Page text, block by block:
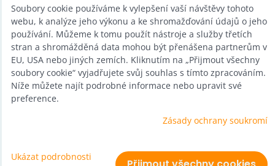
Půjčovna
Promotéři
Kurzy a setkání
Velkoobchod
Nabídka práce
Předvolby soukromí Zásady ochrany soukromí
Soubory cookie používáme k vylepšení vaší návštěvy tohoto
webu, k analýze jeho výkonu a ke shromažďování údajů o jeho
používání. Můžeme k tomu použít nástroje a služby třetích
stran a shromážděná data mohou být přenášena partnerům v
EU, USA nebo jiných zemích. Kliknutím na „Přijmout všechny
soubory cookie“ vyjadřujete svůj souhlas s tímto zpracováním.
Níže můžete najít podrobné informace nebo upravit své
preference.
Zásady ochrany soukromí
Ukázat podrobnosti